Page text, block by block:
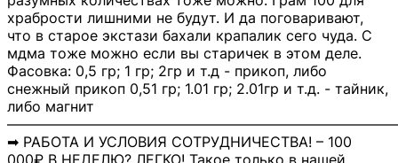
храбрости лишними не будут. И да поговаривают,
что в старое экстази бахали крапалик сего чуда. С
мдма тоже можно если вы старичек в этом деле.
Фасовка: 0,5 гр; 1 гр; 2гр и т.д - прикоп, либо
снежный прикоп 0,51 гр; 1.01 гр; 2.01гр и т.д. - тайник,
либо магнит
➡ РАБОТА И УСЛОВИЯ СОТРУДНИЧЕСТВА! – 100
000₽ В НЕДЕЛЮ? ЛЕГКО! Такое только в нашей